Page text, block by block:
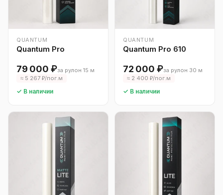
QUANTUM
Quantum Pro
79 000 ₽за рулон 15 м
≈ 5 267 ₽/пог.м
✓ В наличии
QUANTUM
Quantum Pro 610
72 000 ₽за рулон 30 м
≈ 2 400 ₽/пог.м
✓ В наличии